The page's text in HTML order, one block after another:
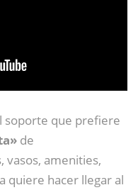
soporte que prefiere
de
vasos, amenities,
quiere hacer llegar al